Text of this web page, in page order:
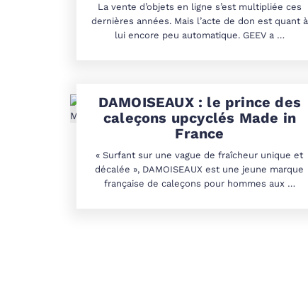
La vente d’objets en ligne s’est multipliée ces
dernières années. Mais l’acte de don est quant à
lui encore peu automatique. GEEV a …
DAMOISEAUX : le prince des
caleçons upcyclés Made in
France
« Surfant sur une vague de fraîcheur unique et
décalée », DAMOISEAUX est une jeune marque
française de caleçons pour hommes aux …